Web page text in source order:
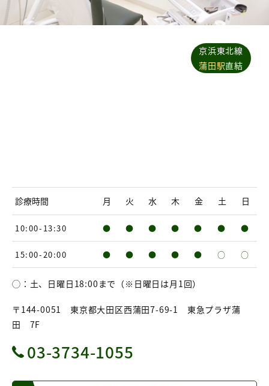
京浜東北線
蒲田駅直結
診療時間 月 火 水 木 金 土 日
10:00-13:30 ● ● ● ● ● ● ●
15:00-20:00 ● ● ● ● ● ○ ○
◯：土、日曜日18:00まで（※日曜日は月1回）
〒144-0051 東京都大田区西蒲田7-69-1 東急プラザ蒲
田 7F
03-3734-1055